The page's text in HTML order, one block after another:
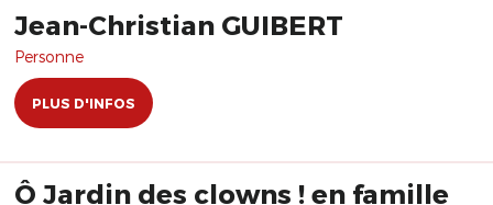
Jean-Christian GUIBERT
Personne
PLUS D'INFOS
Ô Jardin des clowns ! en famille